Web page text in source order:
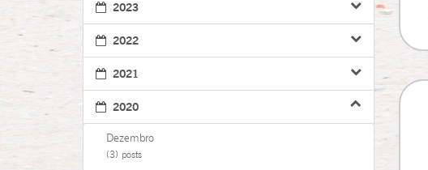
2023
2022
2021
2020
Dezembro
(3) posts